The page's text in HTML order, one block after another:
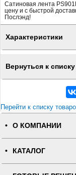
Сатиновая лента
цену и с быстрой
Послэнд!
Характеристики
Вернуться к
Перейти к списку
О КОМПАНИИ
КАТАЛОГ